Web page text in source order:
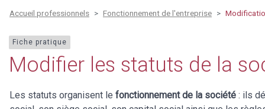
Accueil professionnels Fonctionnement de l'entreprise
Fiche pratique
Modifier les statuts de la
Les statuts organisent le fonctionnement de la société : ils